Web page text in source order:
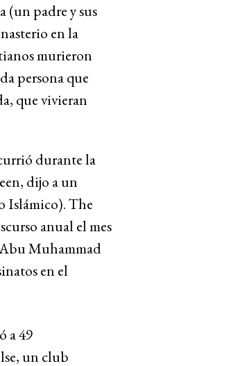
(un padre y sus
en la
murieron
persona que
que vivieran
durante la
dijo a un
Islámico). The
anual el mes
Muhammad
en el